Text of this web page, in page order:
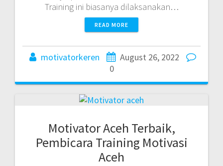
Training ini biasanya dilaksanakan…
READ MORE
motivatorkeren
August 26, 2022
0
Motivator Aceh Terbaik,
Pembicara Training Motivasi
Aceh